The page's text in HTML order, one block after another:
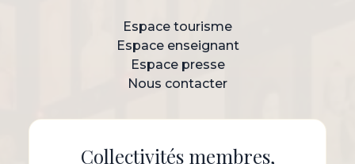
Espace tourisme
Espace enseignant
Espace presse
Nous contacter
Collectivités membres,